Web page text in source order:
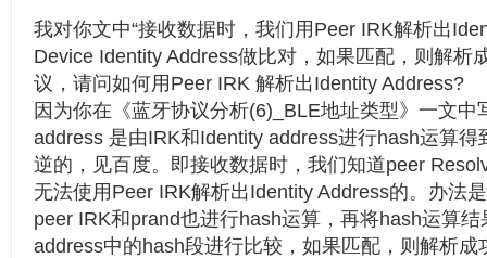
我对你文中“接收数据时，我们用Peer IRK解析出
Device Identity Address做比对，如果匹配，则解析
议，请问如何用Peer IRK 解析出Identity Address?
因为你在《蓝牙协议分析(6)_BLE地址类型》一文
address 是由IRK和Identity address进行hash运算
逆的，见百度。即接收数据时，我们知道peer
无法使用Peer IRK解析出Identity Address的。办法
peer IRK和prand也进行hash运算，再将hash运算
address中的hash段进行比较，如果匹配，则解析